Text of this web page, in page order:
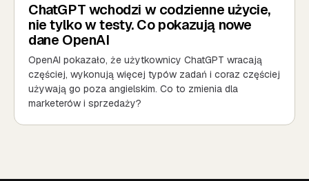
ChatGPT wchodzi w codzienne użycie,
nie tylko w testy. Co pokazują nowe
dane OpenAI
OpenAI pokazało, że użytkownicy ChatGPT wracają
częściej, wykonują więcej typów zadań i coraz częściej
używają go poza angielskim. Co to zmienia dla
marketerów i sprzedaży?